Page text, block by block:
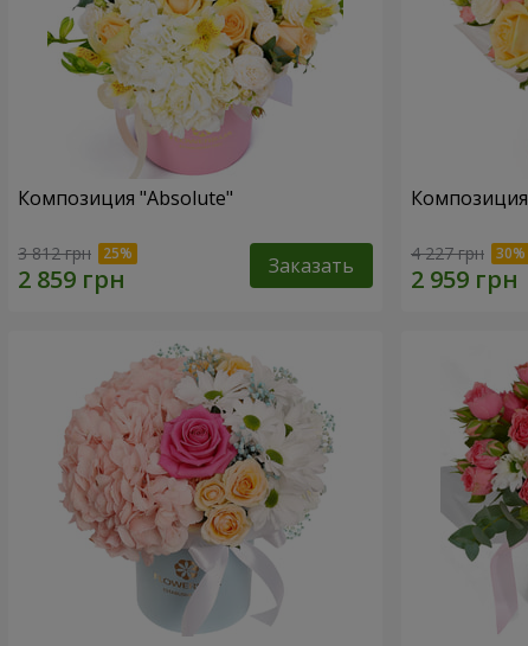
Композиция "Absolute"
3 812 грн Заказать 4 227 грн